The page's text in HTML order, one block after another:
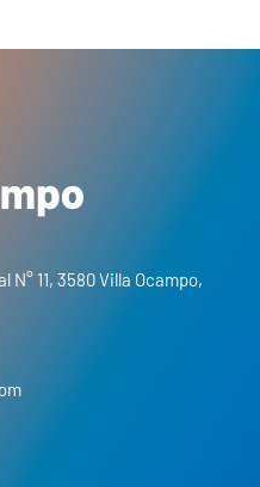
N° 11, 3580 Villa Ocampo,